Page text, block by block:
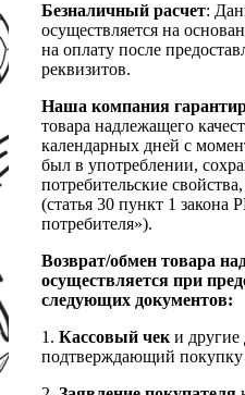
Безналичный расчет:
осуществляется на
на оплату после
реквизитов.
Наша компания
товара надлежащего
календарных дней с
был в употреблении,
потребительские
(статья 30 пункт 1 закона
потребителя»).
Возврат/обмен товара
осуществляется при
следующих документов:
1. Кассовый чеки другие
подтверждающий покупку